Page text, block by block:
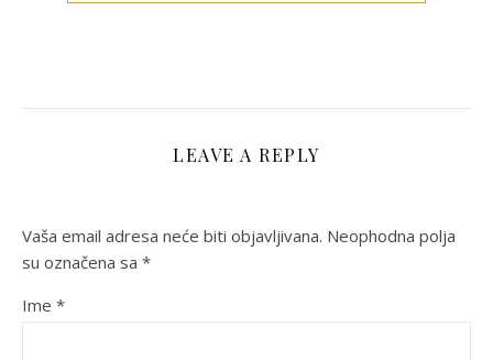
LEAVE A REPLY
Vaša email adresa neće biti objavljivana. Neophodna polja
su označena sa *
Ime *